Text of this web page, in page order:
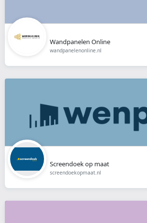
Wandpanelen Online
wandpanelenonline.nl
Screendoek op maat
screendoekopmaat.nl